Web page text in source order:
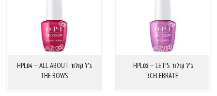
ג'ל קולור HPL03 – LET'S
CELEBRATE!
ג'ל קולור HPL04 – ALL ABOUT
THE BOWS